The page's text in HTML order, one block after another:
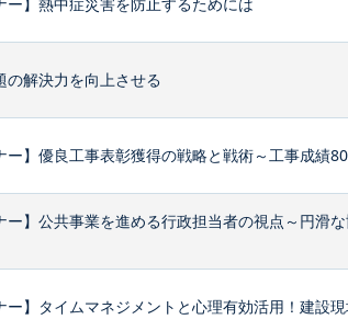
の解決力を向上させる
ー】優良工事表彰獲得の戦略と戦術～工事成績
ー】公共事業を進める行政担当者の視点～円滑
ー】タイムマネジメントと心理有効活用！建設